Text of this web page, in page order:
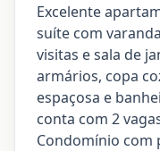
Excelente
suíte com
visitas e sala de
armários, copa
espaçosa e
conta com 2
Condomínio com